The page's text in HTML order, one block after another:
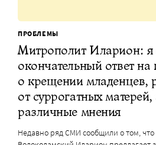
ПРОБЛЕМЫ
Митрополит Иларион: я
окончательный ответ на
о крещении младенцев,
от суррогатных
различные мнения
Недавно ряд СМИ сообщили о том,